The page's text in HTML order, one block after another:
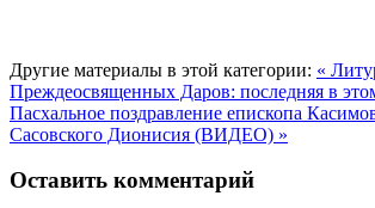
Другие материалы в этой категории: «
Преждеосвященных Даров: последняя в
Пасхальное поздравление епископа
Сасовского Дионисия (ВИДЕО) »
Оставить комментарий